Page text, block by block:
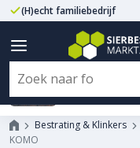
(H)echt familiebedrijf
Bestrating & Klinkers
KOMO
Dikformaat
Emmen